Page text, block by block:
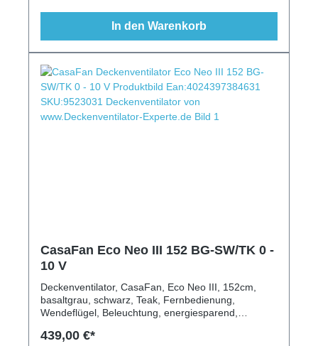
In den Warenkorb
CasaFan Eco Neo III 152 BG-SW/TK 0 -
10 V
Deckenventilator, CasaFan, Eco Neo III, 152cm,
basaltgrau, schwarz, Teak, Fernbedienung,
Wendeflügel, Beleuchtung, energiesparend,
439,00 €*